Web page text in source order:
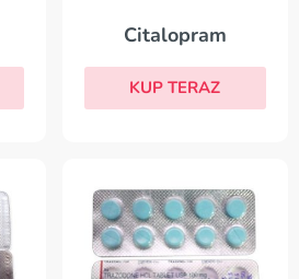
Citalopram
KUP TERAZ